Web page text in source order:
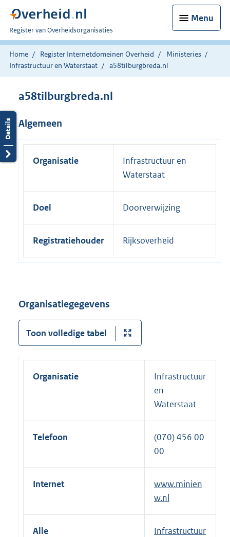
Menu
U
bent
nu
hier:
Register van Overheidsorganisaties
Home Register Internetdomeinen Overheid
Ministeries
Infrastructuur en Waterstaat
a58tilburgbreda.nl
a58tilburgbreda.nl
Algemeen
Organisatie
Infrastructuur en
Waterstaat
Doel Doorverwijzing
Registratiehouder Rijksoverheid
Organisatiegegevens
Toon volledige tabel
Organisatie
Infrastructuur
en
Waterstaat
Telefoon
(070) 456 00
00
Internet
www.minien
w.nl
Alle
Infrastructuur